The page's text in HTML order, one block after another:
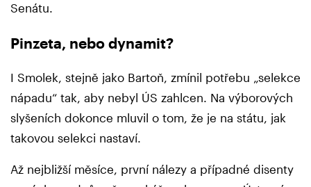
Senátu.
Pinzeta, nebo dynamit?
I Smolek, stejně jako Bartoň, zmínil potřebu „selekce
nápadu“ tak, aby nebyl ÚS zahlcen. Na výborových
slyšeních dokonce mluvil o tom, že je na státu, jak
takovou selekci nastaví.
Až nejbližší měsíce, první nálezy a případné disenty